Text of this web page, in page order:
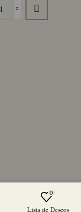
Brandy
0
Lista de Deseos